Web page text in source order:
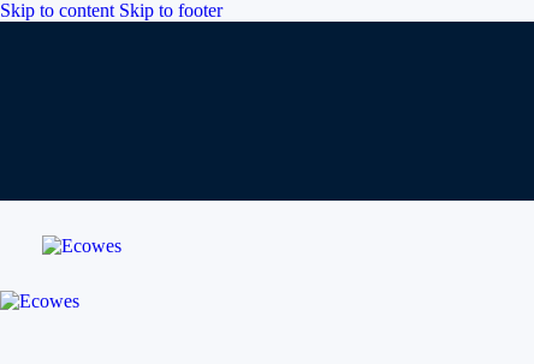
Skip to content Skip to footer